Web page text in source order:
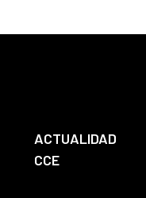
ACTUALIDAD
CCE